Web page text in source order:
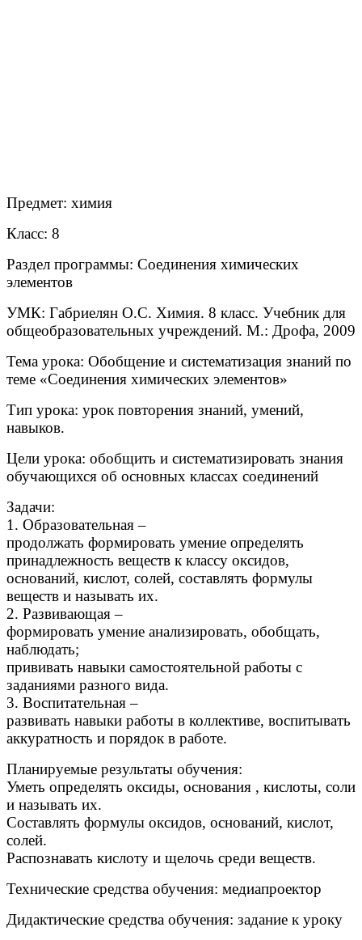
Предмет: химия
Класс: 8
Раздел программы: Соединения химических
элементов
УМК: Габриелян О.С. Химия. 8 класс. Учебник для
общеобразовательных учреждений. М.: Дрофа, 2009
Тема урока: Обобщение и систематизация знаний по
теме «Соединения химических элементов»
Тип урока: урок повторения знаний, умений,
навыков.
Цели урока: обобщить и систематизировать знания
обучающихся об основных классах соединений
Задачи:
1. Образовательная –
продолжать формировать умение определять
принадлежность веществ к классу оксидов,
оснований, кислот, солей, составлять формулы
веществ и называть их.
2. Развивающая –
формировать умение анализировать, обобщать,
наблюдать;
прививать навыки самостоятельной работы с
заданиями разного вида.
3. Воспитательная –
развивать навыки работы в коллективе, воспитывать
аккуратность и порядок в работе.
Планируемые результаты обучения:
Уметь определять оксиды, основания , кислоты, соли
и называть их.
Составлять формулы оксидов, оснований, кислот,
солей.
Распознавать кислоту и щелочь среди веществ.
Технические средства обучения: медиапроектор
Дидактические средства обучения: задание к уроку